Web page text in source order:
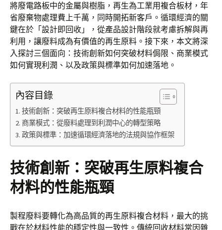
將廢電路板中的金屬與樹脂，再生為工業用複合板材，年
省廢棄物處理費上千萬，同時開拓新客戶。循環經濟的關
鍵在於「設計即回收」，從產品設計階段就考慮拆解與再
利用，讓廢料成為有價值的再生原料。接下來，本文將深
入探討三個面向：技術創新如何突破材料侷限、商業模式
如何實現利潤、以及政策與標準如何加速落地。
內容目錄
技術創新：突破再生原料複合材料的性能瓶頸
商業模式：從廢料處理到利潤中心的轉型策略
政策與標準：加速循環經濟落地的法規與協作框架
技術創新：突破再生原料複合
材料的性能瓶頸
製程廢料要轉化為高品質的再生原料複合材料，最大的挑
戰在於材料性能的穩定性與一致性。傳統回收材料常因雜